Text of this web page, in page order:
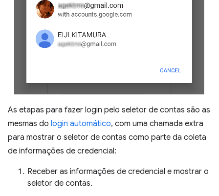
As etapas para fazer login pelo seletor de contas são as
mesmas do login automático, com uma chamada extra
para mostrar o seletor de contas como parte da coleta
de informações de credencial:
Receber as informações de credencial e mostrar o
seletor de contas.